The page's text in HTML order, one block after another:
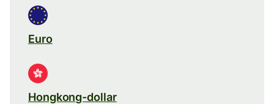
Euro
Hongkong-dollar